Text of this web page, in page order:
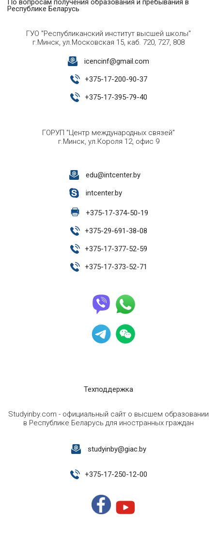
По вопросам получения образования и пребывания в
Республике Беларусь
ГУО "Республиканский институт высшей школы"
г.Минск, ул.Московская 15, каб. 720, 727, 808
icencinf@gmail.com
+375-17-200-90-37
+375-17-395-79-40
ГОРУП "Центр международных связей"
г.Минск, ул.Короля 12, офис 9
edu@intcenter.by
intcenter.by
+375-17-374-50-19
+375-29-691-38-08
+375-17-377-52-59
+375-17-373-52-71
Техподдержка
Studyinby.com - официальный сайт о высшем образовании
в Республике Беларусь для иностранных граждан
studyinby@giac.by
+375-17-250-12-00